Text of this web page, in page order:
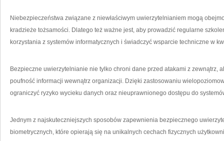
Niebezpieczeństwa ⁤związane z niewłaściwym uwierzytelnianiem mogą
kradzieże tożsamości. Dlatego też⁤ ważne jest, aby prowadzić regularne
korzystania ⁢z systemów informatycznych i świadczyć wsparcie techniczne w
Bezpieczne uwierzytelnianie nie tylko chroni dane‌ przed atakami z⁤ zewnątrz,
⁤poufność⁢ informacji wewnątrz organizacji. Dzięki zastosowaniu
ograniczyć ryzyko wycieku danych‌ oraz nieuprawnionego‌ dostępu ‍do
Jednym ‍z najskuteczniejszych sposobów zapewnienia bezpiecznego
biometrycznych, które ⁣opierają się na ‍unikalnych cechach⁢ fizycznych